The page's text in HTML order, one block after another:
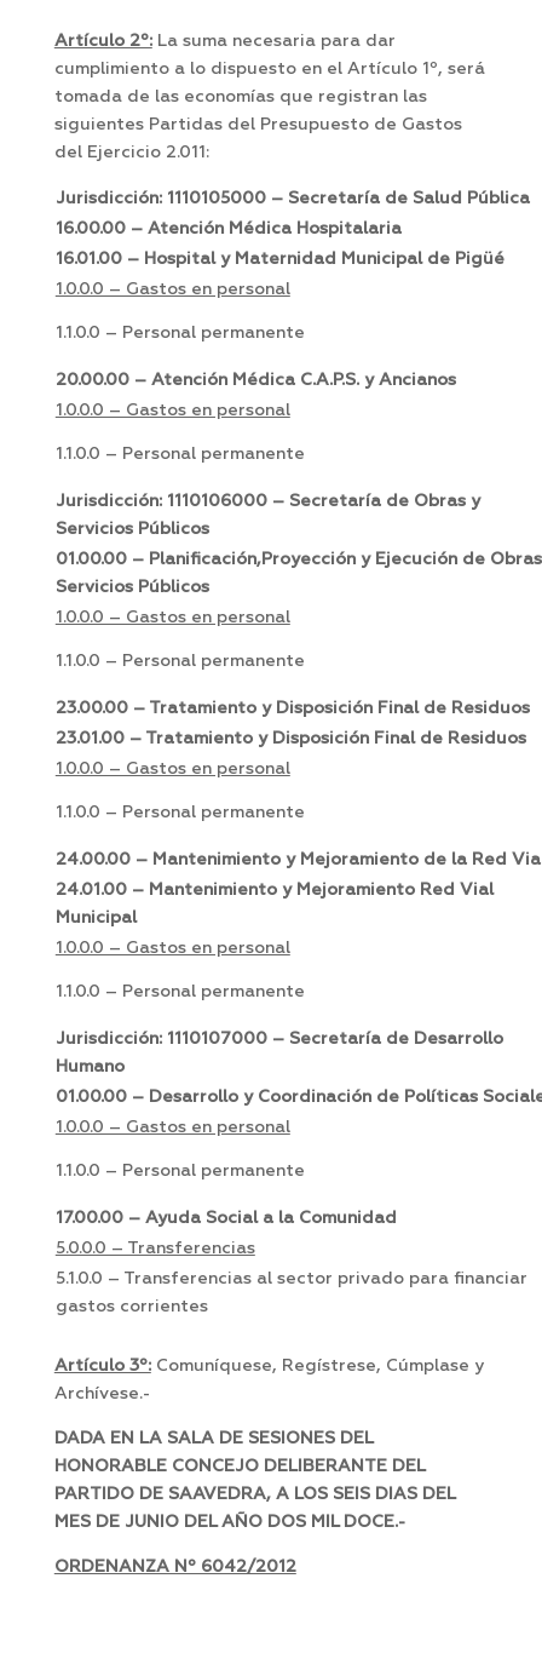
Artículo 2º:La suma necesaria para dar
cumplimiento a lo dispuesto en el Artículo 1º, será
tomada de las economías que registran las
siguientes Partidas del Presupuesto de Gastos
del Ejercicio 2.011:
Jurisdicción: 1110105000 – Secretaría de Salud Pública
16.00.00 – Atención Médica Hospitalaria
16.01.00 – Hospital y Maternidad Municipal de Pigüé
1.0.0.0 – Gastos en personal
1.1.0.0 – Personal permanente
20.00.00 – Atención Médica C.A.P.S. y Ancianos
1.0.0.0 – Gastos en personal
1.1.0.0 – Personal permanente
Jurisdicción: 1110106000 – Secretaría de Obras y
Servicios Públicos
01.00.00 – Planificación,Proyección y Ejecución de
Servicios Públicos
1.0.0.0 – Gastos en personal
1.1.0.0 – Personal permanente
23.00.00 – Tratamiento y Disposición Final de Residuos
23.01.00 – Tratamiento y Disposición Final de Residuos
1.0.0.0 – Gastos en personal
1.1.0.0 – Personal permanente
24.00.00 – Mantenimiento y Mejoramiento de la Red
24.01.00 – Mantenimiento y Mejoramiento Red Vial
Municipal
1.0.0.0 – Gastos en personal
1.1.0.0 – Personal permanente
Jurisdicción: 1110107000 – Secretaría de Desarrollo
Humano
01.00.00 – Desarrollo y Coordinación de Políticas
1.0.0.0 – Gastos en personal
1.1.0.0 – Personal permanente
17.00.00 – Ayuda Social a la Comunidad
5.0.0.0 – Transferencias
5.1.0.0 – Transferencias al sector privado para financiar
gastos corrientes
Artículo 3º:Comuníquese, Regístrese, Cúmplase y
Archívese.-
DADA EN LA SALA DE SESIONES DEL
HONORABLE CONCEJO DELIBERANTE DEL
PARTIDO DE SAAVEDRA, A LOS SEIS DIAS DEL
MES DE JUNIO DEL AÑO DOS MIL DOCE.-
ORDENANZA Nº 6042/2012